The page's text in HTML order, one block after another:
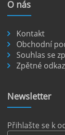
číst :
O nás
Kontakt
Obchodní
Souhlas se
Zpětné
Newsletter
Přihlašte se k